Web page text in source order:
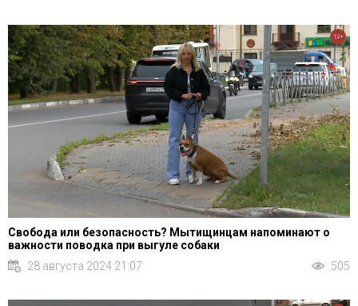
Свобода или безопасность? Мытищинцам напоминают о
важности поводка при выгуле собаки
28 августа 2024 21:07
505
12+